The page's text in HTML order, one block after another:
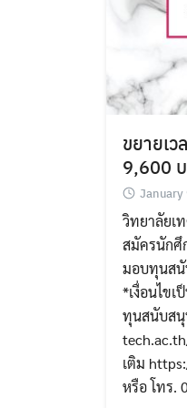
ขยายเ
9,600
วิทยาลัยเ
สมัครนักศึ
มอบทุนสนั
*เงื่อนไข
ทุนสนับส
เติม
หรือ โทร.